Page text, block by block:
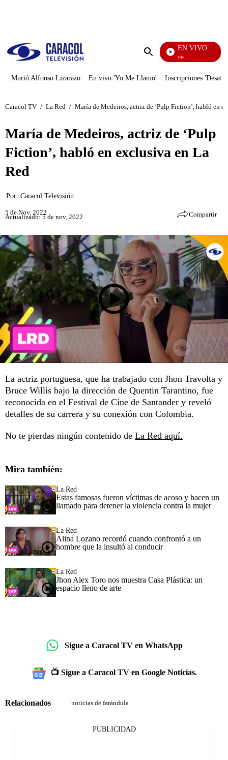
Enviar
EN VIVO
También Caerás
Murió Alfonso Lizarazo En vivo 'Yo Me Llamo' Inscripciones
Caracol TV / La Red / María de Medeiros, actriz de ‘Pulp Fiction’, habló en
María de Medeiros, actriz de ‘Pulp
Fiction’, habló en exclusiva en La
Red
Por: Caracol Televisión
5 de Nov, 2022
Actualizado: 5 de nov, 2022 Compartir
La actriz portuguesa, que ha trabajado con Jhon Travolta y
Bruce Willis bajo la dirección de Quentin Tarantino, fue
reconocida en el Festival de Cine de Santander y reveló
detalles de su carrera y su conexión con Colombia.
No te pierdas ningún contenido de La Red aquí.
Mira también:
La Red
Estas famosas fueron víctimas de acoso y hacen un
llamado para detener la violencia contra la mujer
La Red
Alina Lozano recordó cuando confrontó a un
hombre que la insultó al conducir
La Red
Jhon Alex Toro nos muestra Casa Plástica: un
espacio lleno de arte
Sigue a Caracol TV en WhatsApp
📺 Sigue a Caracol TV en Google Noticias.
Relacionados noticias de farándula
PUBLICIDAD